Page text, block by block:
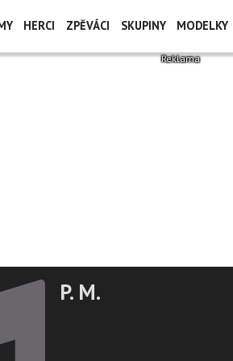
HERCI ZPĚVÁCI SKUPINY MODELKY
P. M.